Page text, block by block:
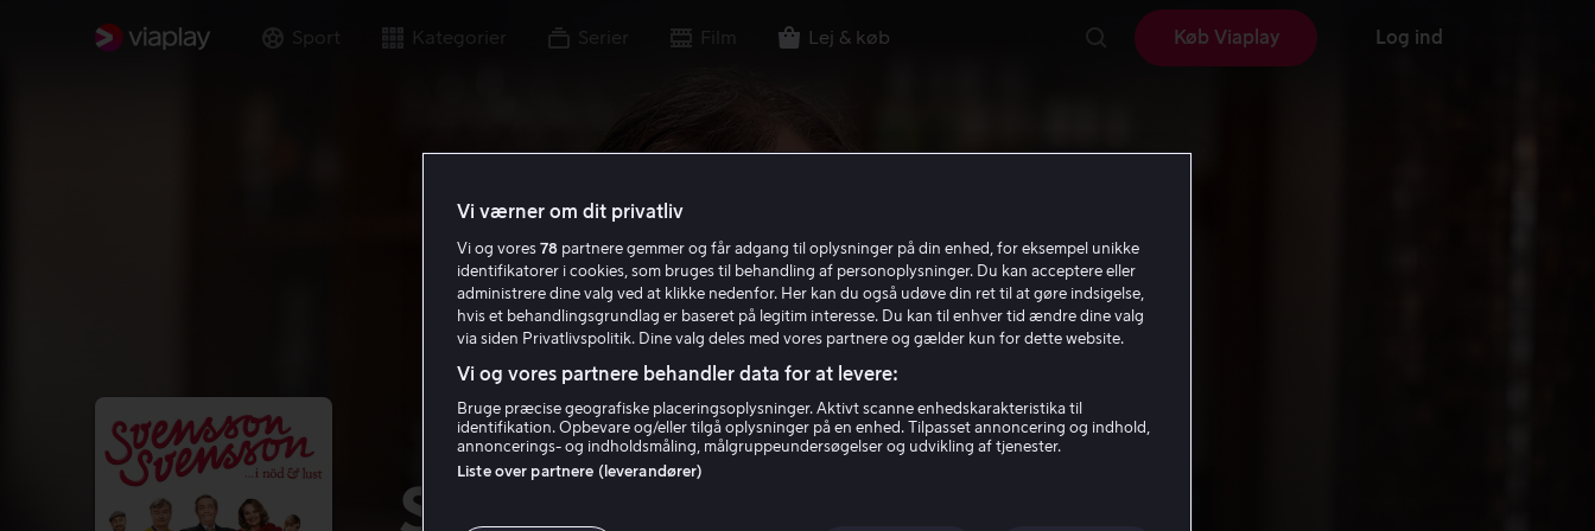
Sport Kategorier Serier Film Lej & køb Køb Viaplay Log ind
Svensson Svensson - i
Vi værner om dit privatliv
Vi og vores 78 partnere gemmer og får adgang til oplysninger på din enhed, for eksempel unikke
identifikatorer i cookies, som bruges til behandling af personoplysninger. Du kan acceptere eller
administrere dine valg ved at klikke nedenfor. Her kan du også udøve din ret til at gøre indsigelse,
hvis et behandlingsgrundlag er baseret på legitim interesse. Du kan til enhver tid ændre dine valg
via siden Privatlivspolitik. Dine valg deles med vores partnere og gælder kun for dette website.
Vi og vores partnere behandler data for at levere:
Bruge præcise geografiske placeringsoplysninger. Aktivt scanne enhedskarakteristika til
identifikation. Opbevare og/eller tilgå oplysninger på en enhed. Tilpasset annoncering og indhold,
annoncerings- og indholdsmåling, målgruppeundersøgelser og udvikling af tjenester.
Liste over partnere (leverandører)